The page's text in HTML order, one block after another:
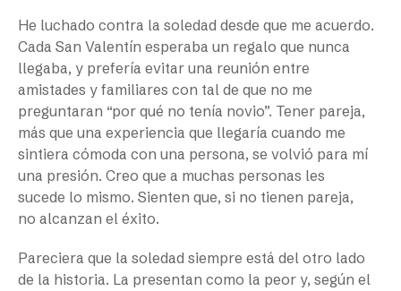
He luchado contra la soledad desde que me acuerdo.
Cada San Valentín esperaba un regalo que nunca
llegaba, y prefería evitar una reunión entre
amistades y familiares con tal de que no me
preguntaran “por qué no tenía novio”. Tener pareja,
más que una experiencia que llegaría cuando me
sintiera cómoda con una persona, se volvió para mí
una presión. Creo que a muchas personas les
sucede lo mismo. Sienten que, si no tienen pareja,
no alcanzan el éxito.
Pareciera que la soledad siempre está del otro lado
de la historia. La presentan como la peor y, según el